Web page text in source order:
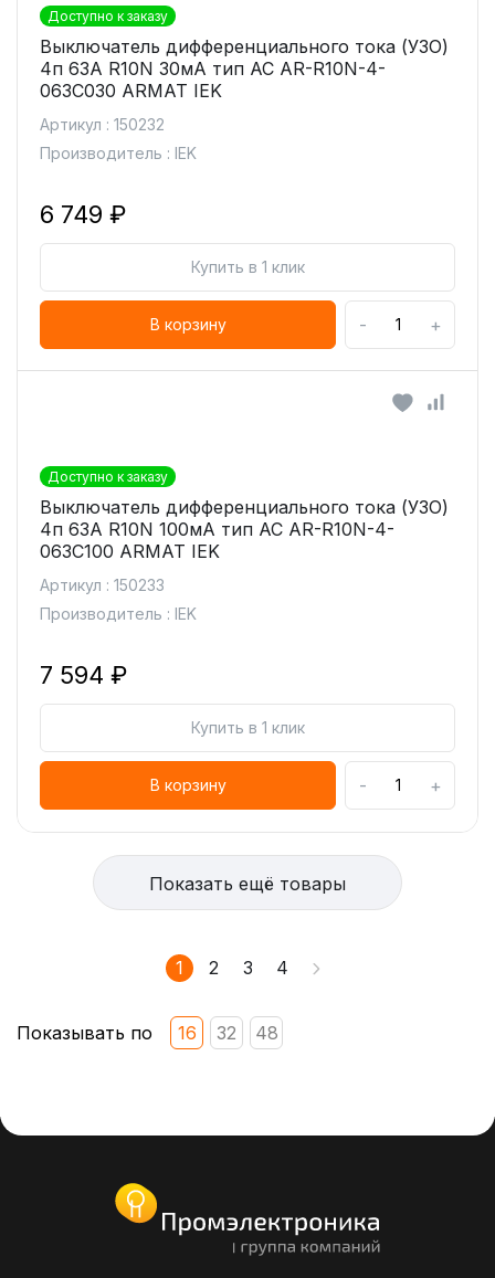
Доступно к заказу
Выключатель дифференциального тока (УЗО)
4п 63А R10N 30мА тип AC AR-R10N-4-
063C030 ARMAT IEK
Артикул : 150232
Производитель : IEK
6 749 ₽
Купить в 1 клик
В корзину - +
Доступно к заказу
Выключатель дифференциального тока (УЗО)
4п 63А R10N 100мА тип AC AR-R10N-4-
063C100 ARMAT IEK
Артикул : 150233
Производитель : IEK
7 594 ₽
Купить в 1 клик
В корзину - +
Показать ещё товары
1 2 3 4
Показывать по 16 32 48